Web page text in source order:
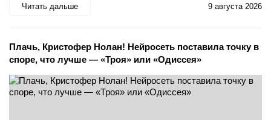
Читать дальше 9 августа 2026
Плачь, Кристофер Нолан! Нейросеть поставила точку в
споре, что лучше — «Троя» или «Одиссея»